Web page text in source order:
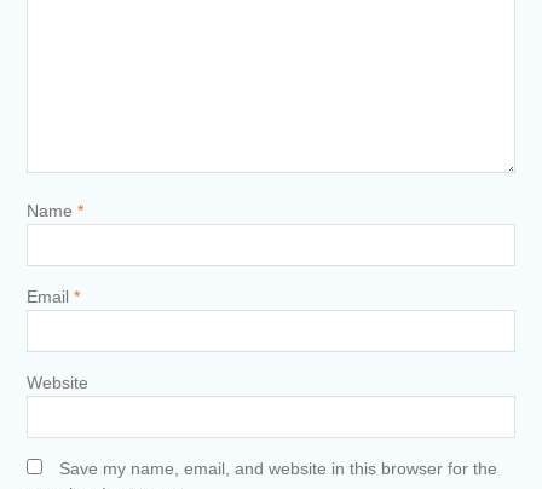
Name *
Email *
Website
Save my name, email, and website in this browser for the